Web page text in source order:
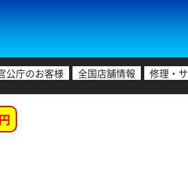
公庁のお客様 全国店舗情報 修理・